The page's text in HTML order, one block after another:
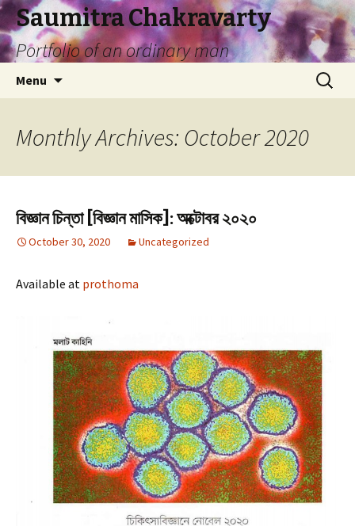
Saumitra Chakravarty
Portfolio of an ordinary man
Menu
Search
for:
Monthly Archives: October 2020
বিজ্ঞান চিন্তা [বিজ্ঞান মাসিক]: অক্টোবর ২০২০
October 30, 2020 Uncategorized
Available at prothoma